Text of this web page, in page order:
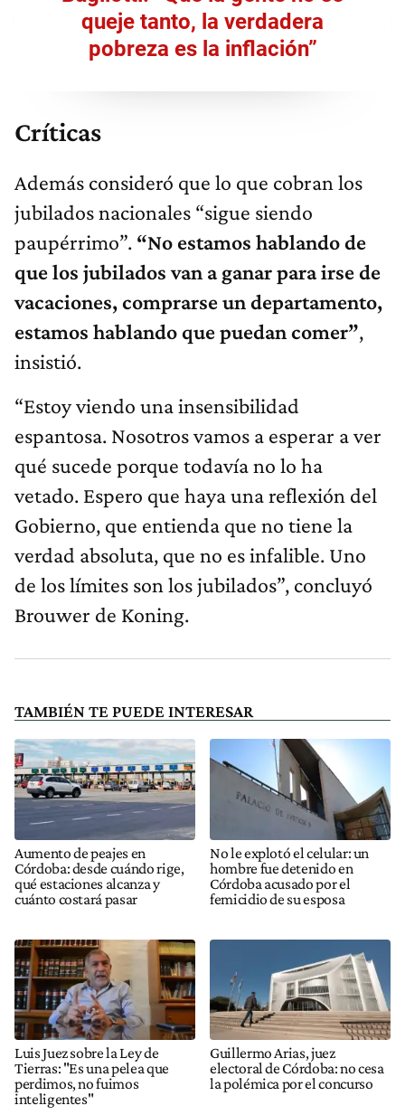
queje tanto, la verdadera
pobreza es la inflación”
Críticas
Además consideró que lo que cobran los
jubilados nacionales “sigue siendo
paupérrimo”. “No estamos hablando de
que los jubilados van a ganar para irse de
vacaciones, comprarse un departamento,
estamos hablando que puedan comer”,
insistió.
“Estoy viendo una insensibilidad
espantosa. Nosotros vamos a esperar a ver
qué sucede porque todavía no lo ha
vetado. Espero que haya una reflexión del
Gobierno, que entienda que no tiene la
verdad absoluta, que no es infalible. Uno
de los límites son los jubilados”, concluyó
Brouwer de Koning.
TAMBIÉN TE PUEDE INTERESAR
Aumento de peajes en
Córdoba: desde cuándo rige,
qué estaciones alcanza y
cuánto costará pasar
No le explotó el celular: un
hombre fue detenido en
Córdoba acusado por el
femicidio de su esposa
Luis Juez sobre la Ley de
Tierras: "Es una pelea que
perdimos, no fuimos
inteligentes"
Guillermo Arias, juez
electoral de Córdoba: no cesa
la polémica por el concurso